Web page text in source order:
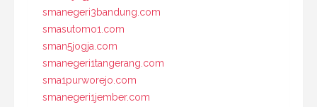
smanegeri3bandung.com
smasutomo1.com
sman5jogja.com
smanegeri1tangerang.com
sma1purworejo.com
smanegeri1jember.com